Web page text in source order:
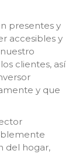
presentes y
accesibles y
clientes, así
y que
del hogar,